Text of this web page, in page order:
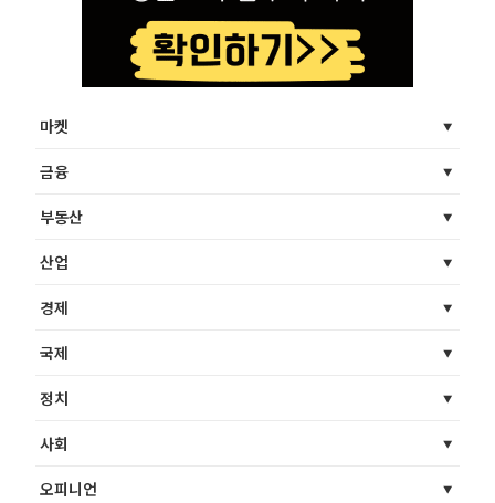
마켓
금융
부동산
산업
경제
국제
정치
사회
오피니언